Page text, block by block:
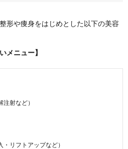
形や痩身をはじめとした以下の美容
メニュー】
射など）
リフトアップなど）